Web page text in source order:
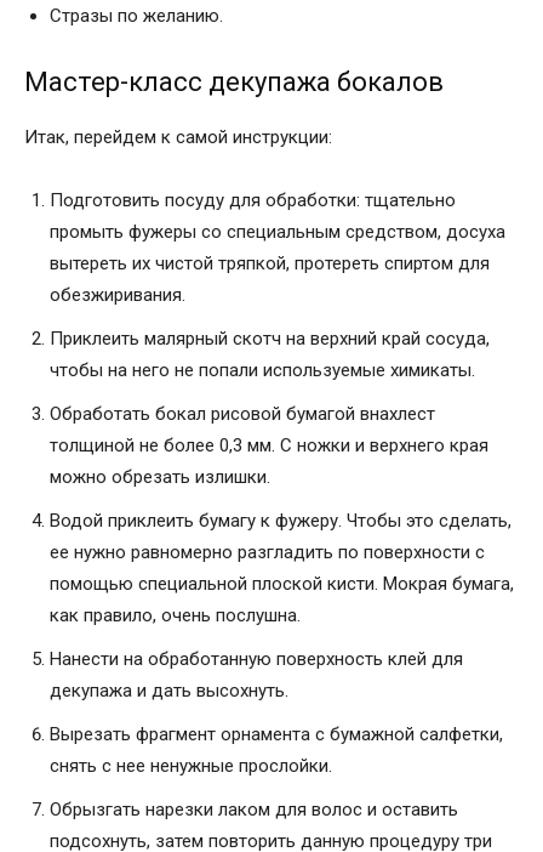
Стразы по желанию.
Мастер-класс декупажа бокалов
Итак, перейдем к самой инструкции:
Подготовить посуду для обработки: тщательно
промыть фужеры со специальным средством, досуха
вытереть их чистой тряпкой, протереть спиртом для
обезжиривания.
Приклеить малярный скотч на верхний край сосуда,
чтобы на него не попали используемые химикаты.
Обработать бокал рисовой бумагой внахлест
толщиной не более 0,3 мм. С ножки и верхнего края
можно обрезать излишки.
Водой приклеить бумагу к фужеру. Чтобы это сделать,
ее нужно равномерно разгладить по поверхности с
помощью специальной плоской кисти. Мокрая бумага,
как правило, очень послушна.
Нанести на обработанную поверхность клей для
декупажа и дать высохнуть.
Вырезать фрагмент орнамента с бумажной салфетки,
снять с нее ненужные прослойки.
Обрызгать нарезки лаком для волос и оставить
подсохнуть, затем повторить данную процедуру три